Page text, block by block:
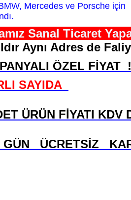
Mercedes ve Porsche için
Sanal Ticaret
Aynı Adres de
ÖZEL FİYAT
SAYIDA
ÜRÜN FİYATI KDV
GÜN ÜCRETSİZ